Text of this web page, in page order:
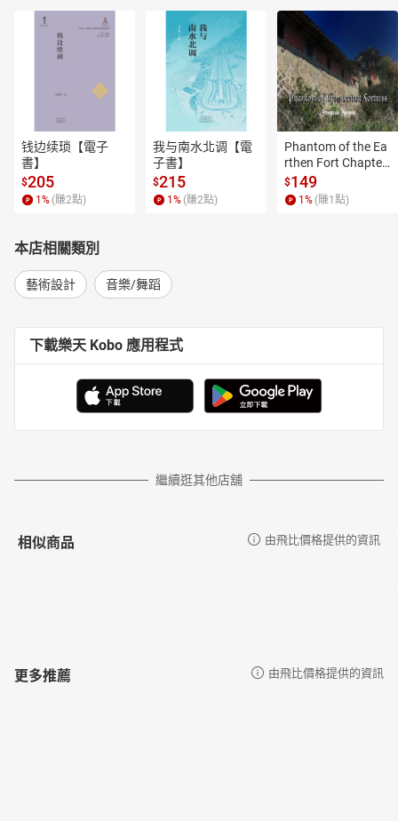
钱边续琐【電子
書】
$205
1 % (賺2點)
我与南水北调【電
子書】
$215
1 % (賺2點)
Phantom of the Ea
rthen Fort Chapter
4【有聲書】
$149
1 % (賺1 點)
本店相關類別
藝術設計 音樂/舞蹈
下載樂天 Kobo 應用程式
繼續逛其他店舖
相似商品 由飛比價格提供的資訊
更多推薦 由飛比價格提供的資訊